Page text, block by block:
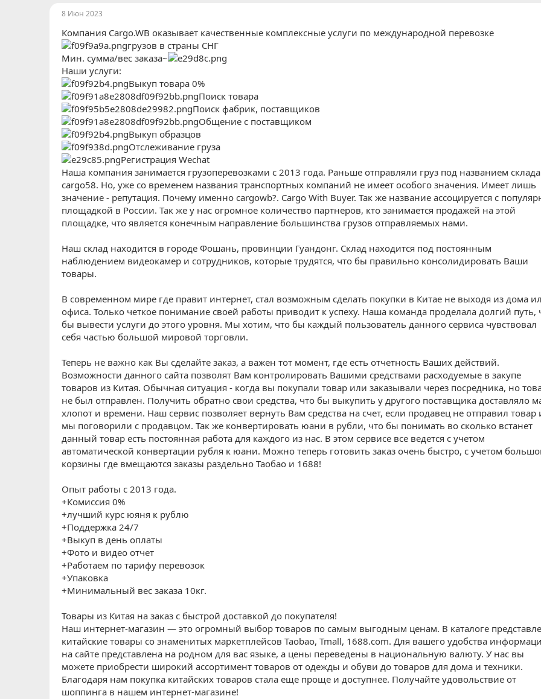
в
ё
з
8 Июн 2023
Компания Cargo.WB оказывает качественные комплексные услуги по международной перевозке
грузов в страны СНГ
Мин. сумма/вес заказа~
Наши услуги:
Выкуп товара 0%
Поиск товара
Поиск фабрик, поставщиков
Общение с поставщиком
Выкуп образцов
Отслеживание груза
Регистрация Wechat
Наша компания занимается грузоперевозками с 2013 года. Раньше отправляли груз под названием склада
cargo58. Но, уже со временем названия транспортных компаний не имеет особого значения. Имеет лишь
значение - репутация. Почему именно cargowb?. Cargo With Buyer. Так же название ассоцируется с
площадкой в России. Так же у нас огромное количество партнеров, кто занимается продажей на этой
площадке, что является конечным направление большинства грузов отправляемых нами.
Наш склад находится в городе Фошань, провинции Гуандонг. Склад находится под постоянным
наблюдением видеокамер и сотрудников, которые трудятся, что бы правильно консолидировать Ваши
товары.
В современном мире где правит интернет, стал возможным сделать покупки в Китае не выходя из дома
офиса. Только четкое понимание своей работы приводит к успеху. Наша команда проделала долгий путь,
бы вывести услуги до этого уровня. Мы хотим, что бы каждый пользователь данного сервиса чувствовал
себя частью большой мировой торговли.
Теперь не важно как Вы сделайте заказ, а важен тот момент, где есть отчетность Ваших действий.
Возможности данного сайта позволят Вам контролировать Вашими средствами расходуемые в закупе
товаров из Китая. Обычная ситуация - когда вы покупали товар или заказывали через посредника, но
не был отправлен. Получить обратно свои средства, что бы выкупить у другого поставщика доставляло
хлопот и времени. Наш сервис позволяет вернуть Вам средства на счет, если продавец не отправил товар
мы поговорили с продавцом. Так же конвертировать юани в рубли, что бы понимать во сколько встанет
данный товар есть постоянная работа для каждого из нас. В этом сервисе все ведется с учетом
автоматической конвертации рубля к юани. Можно теперь готовить заказ очень быстро, с учетом
корзины где вмещаются заказы раздельно Таобао и 1688!
Опыт работы с 2013 года.
+Комиссия 0%
+лучший курс юяня к рублю
+Поддержка 24/7
+Выкуп в день оплаты
+Фото и видео отчет
+Работаем по тарифу перевозок
+Упаковка
+Минимальный вес заказа 10кг.
Товары из Китая на заказ с быстрой доставкой до покупателя!
Наш интернет-магазин — это огромный выбор товаров по самым выгодным ценам. В каталоге
китайские товары со знаменитых маркетплейсов Taobao, Tmall, 1688.com. Для вашего удобства
на сайте представлена на родном для вас языке, а цены переведены в национальную валюту. У нас вы
можете приобрести широкий ассортимент товаров от одежды и обуви до товаров для дома и техники.
Благодаря нам покупка китайских товаров стала еще проще и доступнее. Получайте удовольствие от
шоппинга в нашем интернет-магазине!